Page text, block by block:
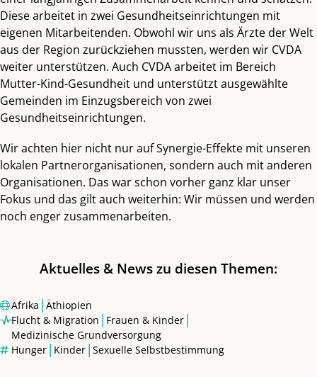
Diese arbeitet in zwei Gesundheitseinrichtungen mit
eigenen Mitarbeitenden. Obwohl wir uns als Ärzte der Welt
aus der Region zurückziehen mussten, werden wir CVDA
weiter unterstützen. Auch CVDA arbeitet im Bereich
Mutter-Kind-Gesundheit und unterstützt ausgewählte
Gemeinden im Einzugsbereich von zwei
Gesundheitseinrichtungen.
Wir achten hier nicht nur auf Synergie-Effekte mit unseren
lokalen Partnerorganisationen, sondern auch mit anderen
Organisationen. Das war schon vorher ganz klar unser
Fokus und das gilt auch weiterhin: Wir müssen und werden
noch enger zusammenarbeiten.
Aktuelles & News zu diesen Themen:
Afrika | Äthiopien
Flucht & Migration | Frauen & Kinder |
Medizinische Grundversorgung
Hunger | Kinder | Sexuelle Selbstbestimmung